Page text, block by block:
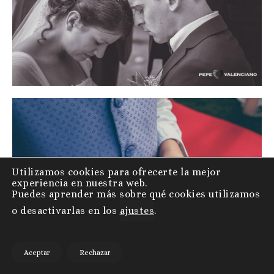
Utilizamos cookies para ofrecerte la mejor
experiencia en nuestra web.
Puedes aprender más sobre qué cookies utilizamos
o desactivarlas en los ajustes.
Aceptar Rechazar